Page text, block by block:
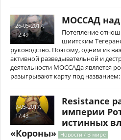
26-05-2017,
12:49
МОССАД над
Потепление
шиитским
руководство. Поэтому, одним из
активной разведывательной и
деятельности МОССАДа является
разыгрывают карту под
7-05-2017,
17:43
Resistance
империи
истинных
«Короны» Новости / В мире